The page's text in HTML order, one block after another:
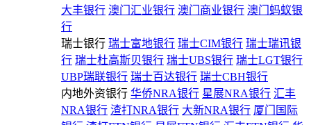
大丰银行 澳门汇业银行 澳门商业银行 澳门蚂蚁银
行
瑞士银行 瑞士富地银行 瑞士CIM银行 瑞士瑞讯银
行 瑞士杜高斯贝银行 瑞士UBS银行 瑞士LGT银行
UBP瑞联银行 瑞士百达银行 瑞士CBH银行
内地外资银行 华侨NRA银行 星展NRA银行 汇丰
NRA银行 渣打NRA银行 大新NRA银行 厦门国际